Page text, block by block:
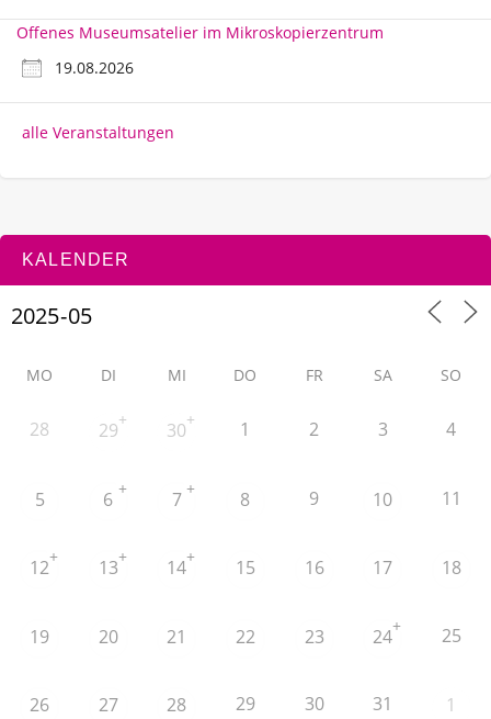
Offenes Museumsatelier im Mikroskopierzentrum
19.08.2026
alle Veranstaltungen
KALENDER
MO DI MI DO FR SA SO
28 29+ 30+ 1 2 3 4
5 6 + 7 + 8 9 10 11
12+ 13+ 14+ 15 16 17 18
19 20 21 22 23 24+ 25
26 27 28 29 30 31 1